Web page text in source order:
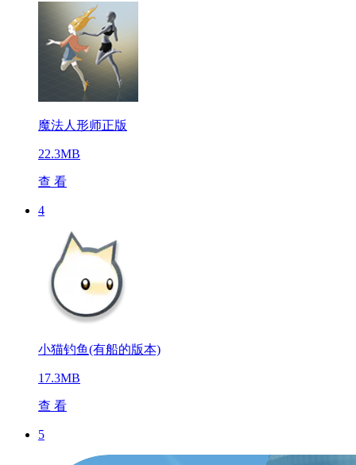
魔法人形师正版
22.3MB
查 看
4
小猫钓鱼(有船的版本)
17.3MB
查 看
5